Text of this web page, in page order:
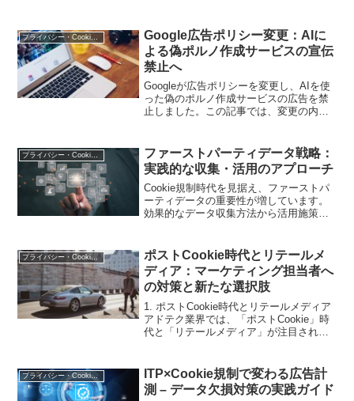
Google広告ポリシー変更：AIに
よる偽ポルノ作成サービスの宣伝
禁止へ
Googleが広告ポリシーを変更し、AIを使
った偽のポルノ作成サービスの広告を禁
止しました。この記事では、変更の内容
プライバシー・Cookie規制
ファーストパーティデータ戦略：
実践的な収集・活用のアプローチ
Cookie規制時代を見据え、ファーストパ
ーティデータの重要性が増しています。
効果的なデータ収集方法から活用施策ま
プライバシー・Cookie規制
ポストCookie時代とリテールメ
ディア：マーケティング担当者へ
の対策と新たな選択肢
1. ポストCookie時代とリテールメディア
アドテク業界では、「ポストCookie」時
代と「リテールメディア」が注目されて
います。この新たな環境下で、企業のマ
ー...
プライバシー・Cookie規制
ITP×Cookie規制で変わる広告計
測 – データ欠損対策の実践ガイド